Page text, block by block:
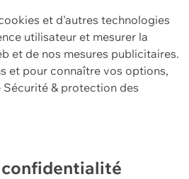
et d'autres technologies
utilisateur et mesurer la
et de nos mesures publicitaires.
et pour connaître vos options,
Sécurité & protection des